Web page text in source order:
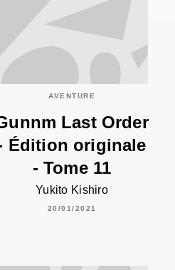
AVENTURE
Last Order
Édition originale
- Tome 11
Yukito Kishiro
20/01/2021